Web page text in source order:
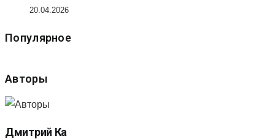
20.04.2026
Популярное
Авторы
Дмитрий Ка